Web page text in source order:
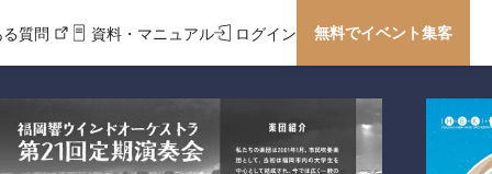
質問 資料・マニュアル ログイン 無料でイベント集客